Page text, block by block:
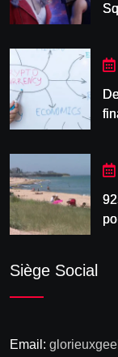
Siège Social
Email: